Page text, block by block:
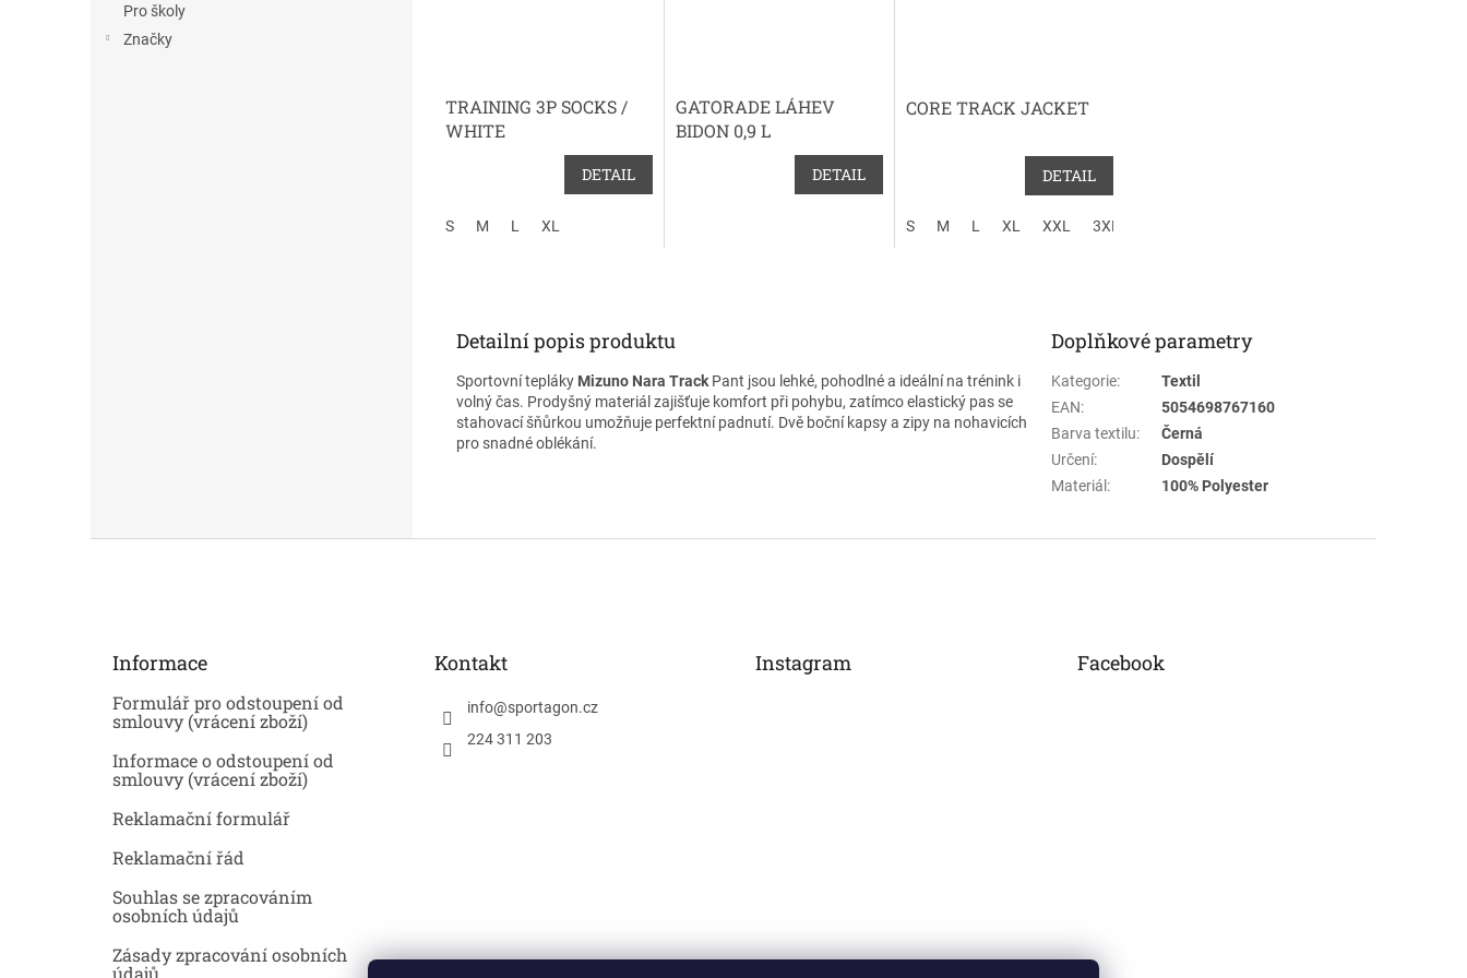
Pro školy
Značky
TRAINING 3P SOCKS /
WHITE
DETAIL
S M L XL
GATORADE LÁHEV
BIDON 0,9 L
DETAIL
CORE TRACK JACKET
DETAIL
S M L XL XXL 3XL
Detailní popis produktu
Sportovní tepláky Mizuno Nara Track Pant jsou lehké, pohodlné a ideální na trénink i
volný čas. Prodyšný materiál zajišťuje komfort při pohybu, zatímco elastický pas se
stahovací šňůrkou umožňuje perfektní padnutí. Dvě boční kapsy a zipy na nohavicích
pro snadné oblékání.
Doplňkové parametry
Kategorie:
Textil
EAN:
5054698767160
Barva textilu:
Černá
Určení:
Dospělí
Materiál: 100% Polyester
Informace
Formulář pro odstoupení od
smlouvy (vrácení zboží)
Informace o odstoupení od
smlouvy (vrácení zboží)
Reklamační formulář
Reklamační řád
Souhlas se zpracováním
osobních údajů
Zásady zpracování osobních
údajů
Kontakt
info@sportagon.cz
224 311 203
Instagram Facebook